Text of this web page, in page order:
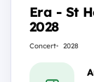
Era - St
2028
Concert 2028